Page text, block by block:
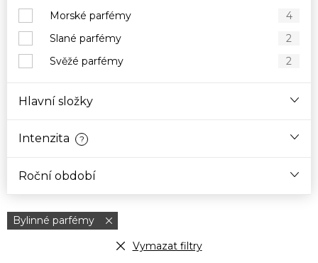
Morské parfémy
4
Slané parfémy
2
Svěžé parfémy
2
Hlavní složky
Intenzita ?
Roční období
Bylinné parfémy
Vymazat filtry